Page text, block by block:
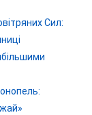
Сил: